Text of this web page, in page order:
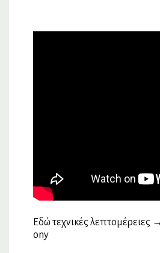
Εδώ τεχνικές λεπτομέρειες
ony